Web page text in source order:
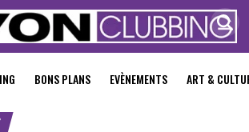
BONS PLANS EVÈNEMENTS ART &